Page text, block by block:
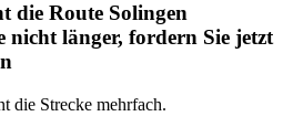
die Route Solingen
nicht länger, fordern Sie jetzt
die Strecke mehrfach.